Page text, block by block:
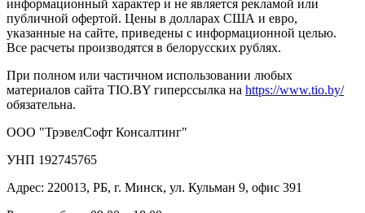
информационный характер и не является рекламой или
публичной офертой. Цены в долларах США и евро,
указанные на сайте, приведены с информационной целью.
Все расчеты производятся в белорусских рублях.
При полном или частичном использовании любых
материалов сайта TIO.BY гиперссылка на https://www.tio.by/
обязательна.
ООО "ТрэвелСофт Консалтинг"
УНП 192745765
Адрес: 220013, РБ, г. Минск, ул. Кульман 9, офис 391